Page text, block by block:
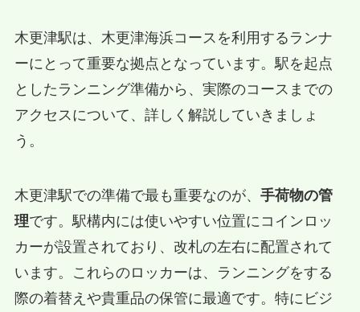
木更津駅は、木更津海浜コースを利用するランナ
ーにとって重要な拠点となっています。駅を起点
としたランニング準備から、実際のコースまでの
アクセスについて、詳しく解説していきましょ
う。
木更津駅での準備で最も重要なのが、 手荷物の管
理です。駅構内には使いやすい位置にコインロッ
カーが設置されており、改札の左右に配置されて
います。これらのロッカーは、ランニングをする
際の着替えや貴重品の保管に最適です。特にビジ